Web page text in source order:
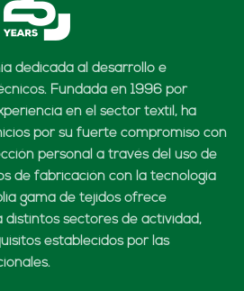
dedicada al desarrollo e
Fundada en 1996 por
en el sector textil, ha
por su fuerte compromiso con
personal a través del uso de
de fabricación con la tecnología
gama de tejidos ofrece
sectores de actividad,
establecidos por las